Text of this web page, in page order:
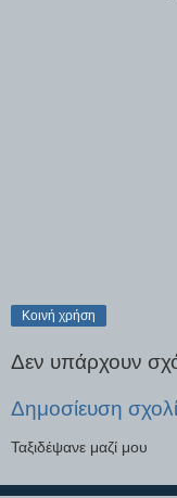
Κοινή χρήση
Δεν υπάρχουν
Δημοσίευση
Ταξιδέψανε μαζί μου